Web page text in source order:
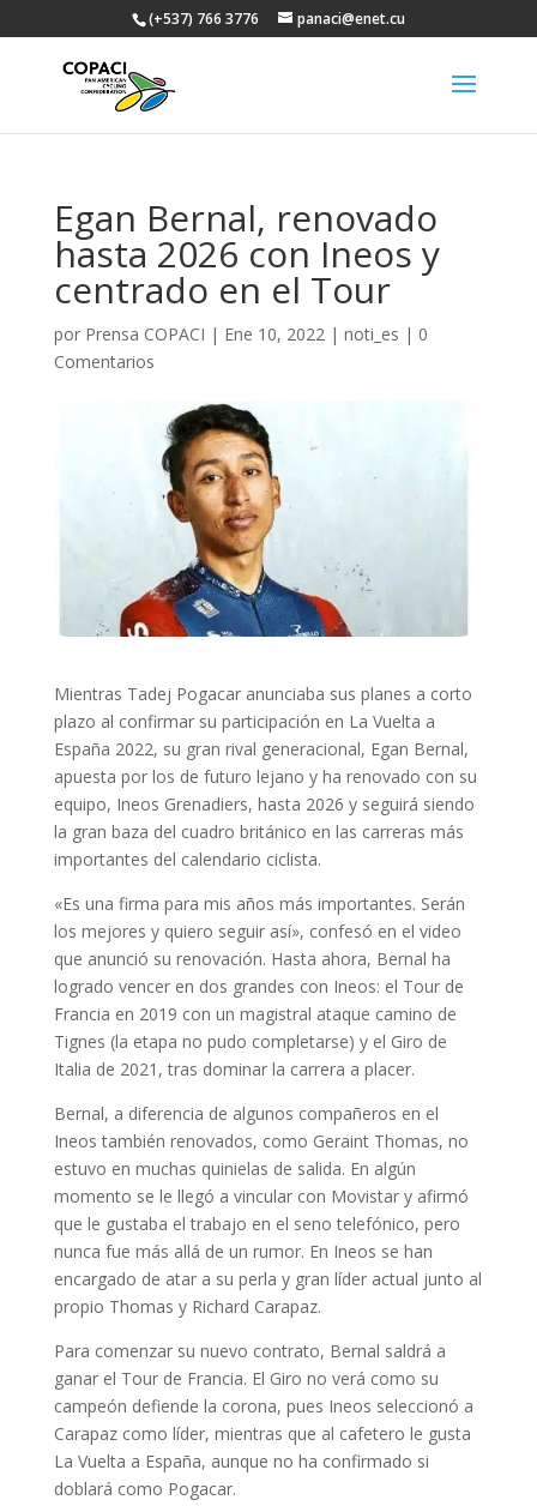
(+537) 766 3776 panaci@enet.cu
Egan Bernal, renovado
hasta 2026 con Ineos y
centrado en el Tour
por Prensa COPACI | Ene 10, 2022| noti_es | 0
Comentarios
Mientras Tadej Pogacar anunciaba sus planes a corto
plazo al confirmar su participación en La Vuelta a
España 2022, su gran rival generacional, Egan Bernal,
apuesta por los de futuro lejano y ha renovado con su
equipo, Ineos Grenadiers, hasta 2026 y seguirá siendo
la gran baza del cuadro británico en las carreras más
importantes del calendario ciclista.
«Es una firma para mis años más importantes. Serán
los mejores y quiero seguir así», confesó en el video
que anunció su renovación. Hasta ahora, Bernal ha
logrado vencer en dos grandes con Ineos: el Tour de
Francia en 2019 con un magistral ataque camino de
Tignes (la etapa no pudo completarse) y el Giro de
Italia de 2021, tras dominar la carrera a placer.
Bernal, a diferencia de algunos compañeros en el
Ineos también renovados, como Geraint Thomas, no
estuvo en muchas quinielas de salida. En algún
momento se le llegó a vincular con Movistar y afirmó
que le gustaba el trabajo en el seno telefónico, pero
nunca fue más allá de un rumor. En Ineos se han
encargado de atar a su perla y gran líder actual junto al
propio Thomas y Richard Carapaz.
Para comenzar su nuevo contrato, Bernal saldrá a
ganar el Tour de Francia. El Giro no verá como su
campeón defiende la corona, pues Ineos seleccionó a
Carapaz como líder, mientras que al cafetero le gusta
La Vuelta a España, aunque no ha confirmado si
doblará como Pogacar.